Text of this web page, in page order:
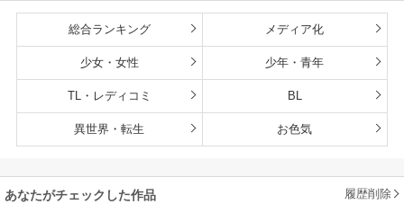
総合ランキング メディア化
少女・女性 少年・青年
TL・レディコミ BL
異世界・転生 お色気
あなたがチェックした作品 履歴削除